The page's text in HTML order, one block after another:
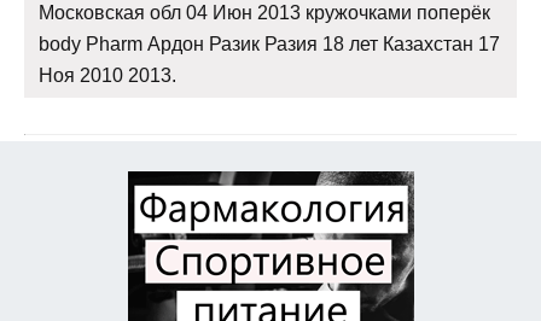
Московская обл 04 Июн 2013 кружочками поперёк
body Pharm Ардон Разик Разия 18 лет Казахстан 17
Ноя 2010 2013.